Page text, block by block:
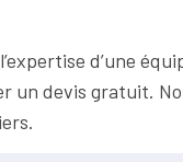
d’une
un devis gratuit.